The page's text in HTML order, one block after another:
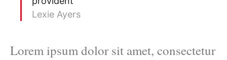
Lexie Ayers
Lorem ipsum dolor sit amet, consectetur